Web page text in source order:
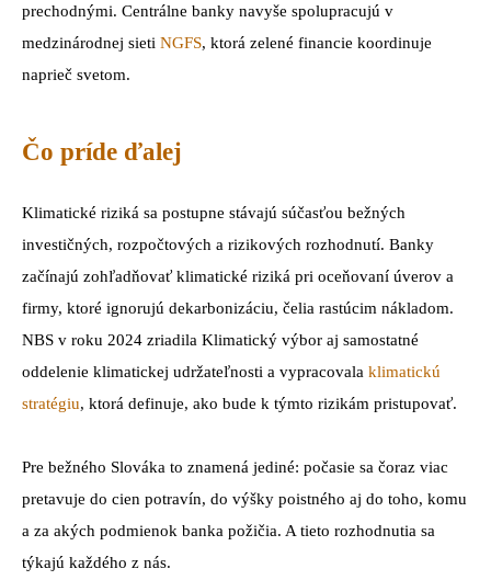
prechodnými. Centrálne banky navyše spolupracujú v
medzinárodnej sieti NGFS, ktorá zelené financie koordinuje
naprieč svetom.
Čo príde ďalej
Klimatické riziká sa postupne stávajú súčasťou bežných
investičných, rozpočtových a rizikových rozhodnutí. Banky
začínajú zohľadňovať klimatické riziká pri oceňovaní úverov a
firmy, ktoré ignorujú dekarbonizáciu, čelia rastúcim nákladom.
NBS v roku 2024 zriadila Klimatický výbor aj samostatné
oddelenie klimatickej udržateľnosti a vypracovala klimatickú
stratégiu, ktorá definuje, ako bude k týmto rizikám pristupovať.
Pre bežného Slováka to znamená jediné: počasie sa čoraz viac
pretavuje do cien potravín, do výšky poistného aj do toho, komu
a za akých podmienok banka požičia. A tieto rozhodnutia sa
týkajú každého z nás.